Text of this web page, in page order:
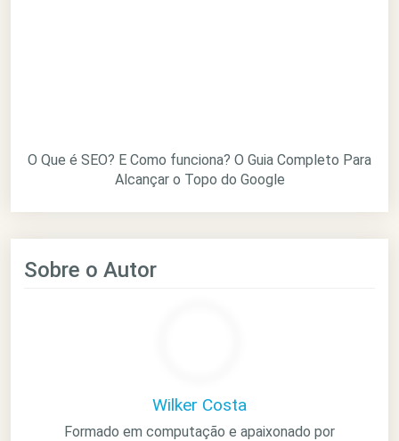
O Que é SEO? E Como funciona? O Guia Completo Para
Alcançar o Topo do Google
Sobre o Autor
Wilker Costa
Formado em computação e apaixonado por